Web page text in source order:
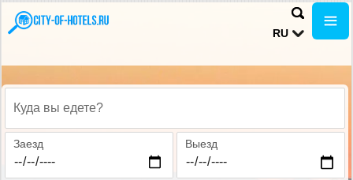
RU
Куда вы едете?
Заезд Выезд